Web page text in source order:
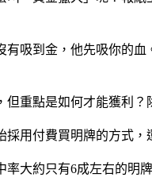
吸到金，他先吸你的
重點是如何才能獲利
用付費買明牌的方式
大約只有6成左右的明